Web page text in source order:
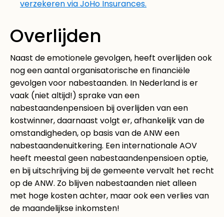
verzekeren via JoHo Insurances.
Overlijden
Naast de emotionele gevolgen, heeft overlijden ook
nog een aantal organisatorische en financiële
gevolgen voor nabestaanden. In Nederland is er
vaak (niet altijd!) sprake van een
nabestaandenpensioen bij overlijden van een
kostwinner, daarnaast volgt er, afhankelijk van de
omstandigheden, op basis van de ANW een
nabestaandenuitkering. Een internationale AOV
heeft meestal geen nabestaandenpensioen optie,
en bij uitschrijving bij de gemeente vervalt het recht
op de ANW. Zo blijven nabestaanden niet alleen
met hoge kosten achter, maar ook een verlies van
de maandelijkse inkomsten!